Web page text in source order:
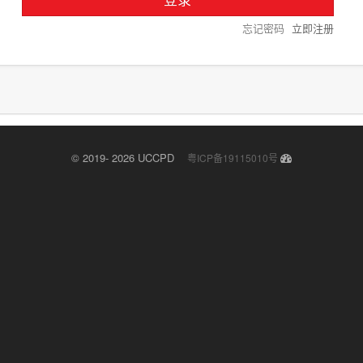
忘记密码 立即注册
© 2019- 2026 UCCPD 粤ICP备19115010号